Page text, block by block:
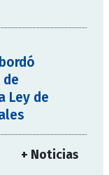
Ley de
+ Noticias